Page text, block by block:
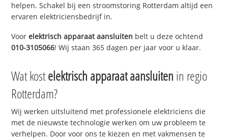
helpen. Schakel bij een stroomstoring Rotterdam altijd een
ervaren elektriciensbedrijf in.
Voorelektrisch apparaat aansluiten belt u deze ochtend
010-3105066! Wij staan 365 dagen per jaar voor u klaar.
Wat kostelektrisch apparaat aansluiten in regio
Rotterdam?
Wij werken uitsluitend met professionele elektriciens die
met de nieuwste technologie werken om uw probleem te
verhelpen. Door voor ons te kiezen en met vakmensen te